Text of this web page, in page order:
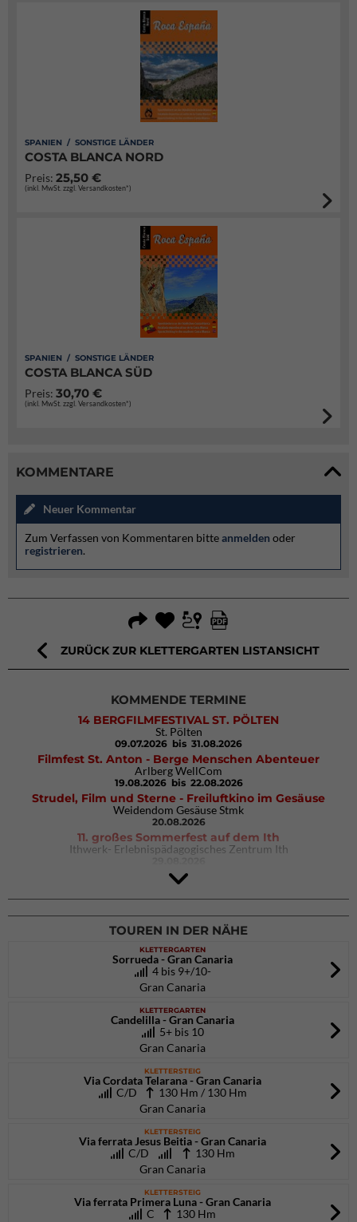
SPANIEN / SONSTIGE LÄNDER
COSTA BLANCA NORD
Preis: 25,50 €
(inkl. MwSt. zzgl. Versandkosten*)
SPANIEN / SONSTIGE LÄNDER
COSTA BLANCA SÜD
Preis: 30,70 €
(inkl. MwSt. zzgl. Versandkosten*)
KOMMENTARE
Neuer Kommentar
Zum Verfassen von Kommentaren bitteanmelden oder
registrieren.
ZURÜCK ZUR KLETTERGARTEN LISTANSICHT
KOMMENDE TERMINE
14 BERGFILMFESTIVAL ST. PÖLTEN
St. Pölten
09.07.2026 bis 31.08.2026
Filmfest St. Anton - Berge Menschen Abenteuer
Arlberg WellCom
19.08.2026 bis 22.08.2026
Strudel, Film und Sterne - Freiluftkino im Gesäuse
Weidendom Gesäuse Stmk
20.08.2026
11. großes Sommerfest auf dem Ith
Ithwerk- Erlebnispädagogisches Zentrum Ith
4Blocs KIDS 2026
DAV Kletter- & Boulderzentrum München Süd (Thalkirchen)
26.09.2026
TOUREN IN DER NÄHE
KLETTERGARTEN
Sorrueda - Gran Canaria
4 bis 9+/10-
Gran Canaria
KLETTERGARTEN
Candelilla - Gran Canaria
5+ bis 10
Gran Canaria
KLETTERSTEIG
Via Cordata Telarana - Gran Canaria
C/D 130 Hm / 130 Hm
Gran Canaria
KLETTERSTEIG
Via ferrata Jesus Beitia - Gran Canaria
C/D
130 Hm
Gran Canaria
KLETTERSTEIG
Via ferrata Primera Luna - Gran Canaria
C
130 Hm